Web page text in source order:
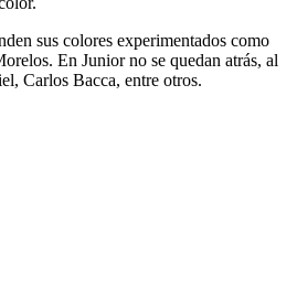
sus colores experimentados como
En Junior no se quedan atrás, al
Carlos Bacca, entre otros.